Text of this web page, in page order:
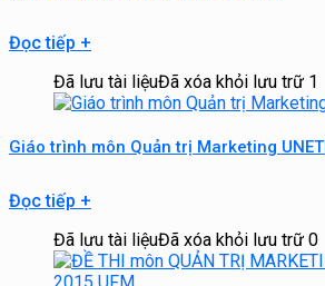
Đọc tiếp +
Đã lưu tài liệuĐã xóa khỏi lưu trữ 1
Giáo trình môn Quản trị Marketing
Đọc tiếp +
Đã lưu tài liệuĐã xóa khỏi lưu trữ 0